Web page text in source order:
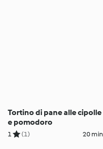
Tortino di pane alle cipolle
e pomodoro
1 (1) 20 min